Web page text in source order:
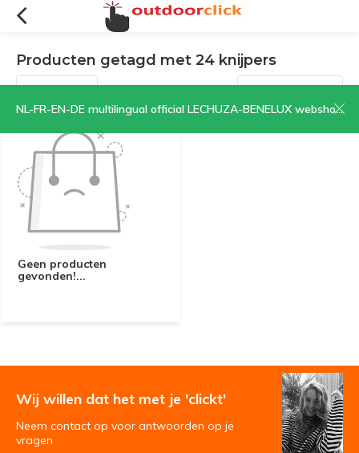
NL-FR-EN-DE multilingual official LECHUZA-BENELUX webshop | CLICK HERE NOW!
Producten getagd met 24 knijpers
Filters Sorteren op:
Geen producten
gevonden!...
Wij willen dat het met je 'clickt'
Neem contact op voor antwoorden op je
vragen